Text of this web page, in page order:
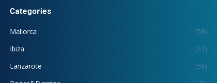
Categories
Mallorca
(58)
Ibiza
(52)
Lanzarote
(58)